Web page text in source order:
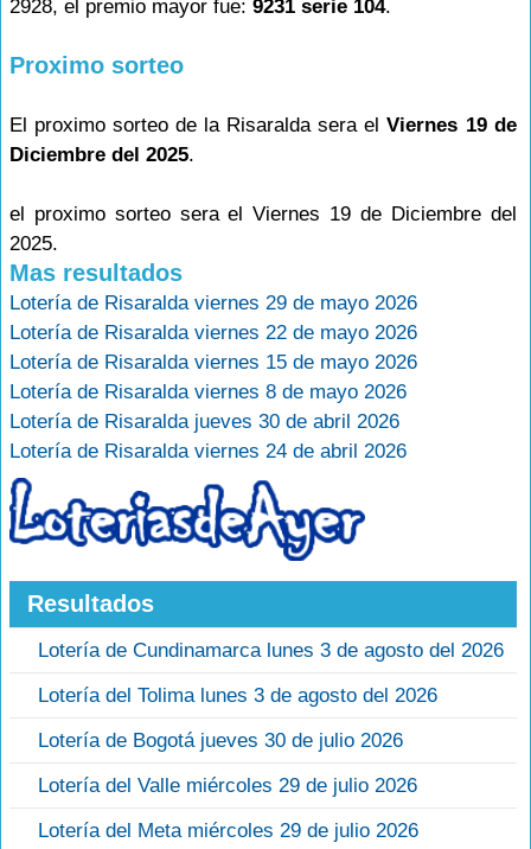
2928, el premio mayor fue: 9231 serie 104.
Proximo sorteo
El proximo sorteo de la Risaralda sera elViernes 19 de
Diciembre del 2025.
el proximo sorteo sera el Viernes 19 de Diciembre del
2025.
Mas resultados
Lotería de Risaralda viernes 29 de mayo 2026
Lotería de Risaralda viernes 22 de mayo 2026
Lotería de Risaralda viernes 15 de mayo 2026
Lotería de Risaralda viernes 8 de mayo 2026
Lotería de Risaralda jueves 30 de abril 2026
Lotería de Risaralda viernes 24 de abril 2026
Resultados
Lotería de Cundinamarca lunes 3 de agosto del 2026
Lotería del Tolima lunes 3 de agosto del 2026
Lotería de Bogotá jueves 30 de julio 2026
Lotería del Valle miércoles 29 de julio 2026
Lotería del Meta miércoles 29 de julio 2026